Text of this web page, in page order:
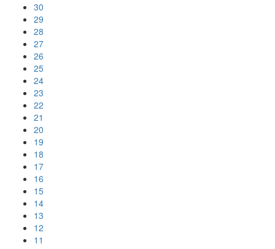
30
29
28
27
26
25
24
23
22
21
20
19
18
17
16
15
14
13
12
11